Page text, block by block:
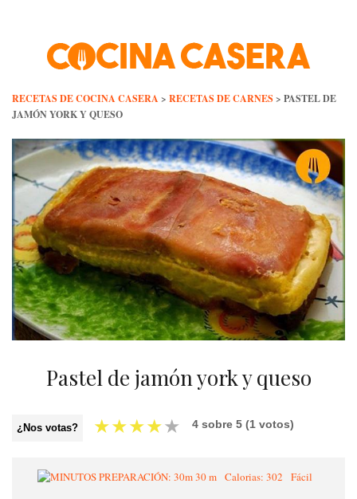
RECETAS DE COCINA CASERA > RECETAS DE CARNES > PASTEL DE
JAMÓN YORK Y QUESO
Pastel de jamón york y queso
¿Nos votas? ★★★★★ 4 sobre 5 (1 votos)
30 m Calorias: 302
Fácil